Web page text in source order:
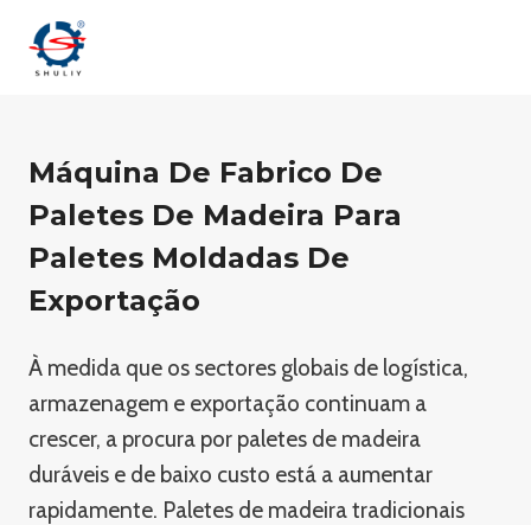
Máquina De Fabrico De
Paletes De Madeira Para
Paletes Moldadas De
Exportação
À medida que os sectores globais de logística,
armazenagem e exportação continuam a
crescer, a procura por paletes de madeira
duráveis e de baixo custo está a aumentar
rapidamente. Paletes de madeira tradicionais